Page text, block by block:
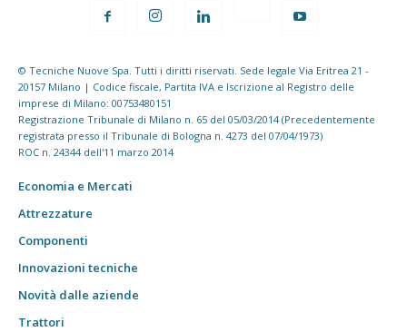
© Tecniche Nuove Spa. Tutti i diritti riservati. Sede legale Via Eritrea 21 -
20157 Milano | Codice fiscale, Partita IVA e Iscrizione al Registro delle
imprese di Milano: 00753480151
Registrazione Tribunale di Milano n. 65 del 05/03/2014 (Precedentemente
registrata presso il Tribunale di Bologna n. 4273 del 07/04/1973)
ROC n. 24344 dell'11 marzo 2014
Economia e Mercati
Attrezzature
Componenti
Innovazioni tecniche
Novità dalle aziende
Trattori